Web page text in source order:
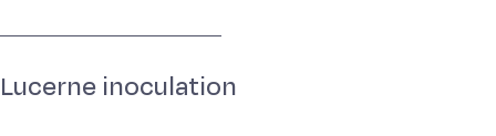
Lucerne inoculation